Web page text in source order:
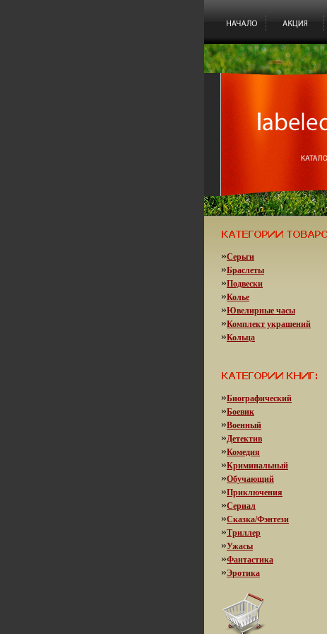
»Серьги
»Браслеты
»Подвески
»Колье
»Ювелирные часы
»Комплект украшений
»Кольца
»Биографический
»Боевик
»Военный
»Детектив
»Комедия
»Криминальный
»Обучающий
»Приключения
»Сериал
»Сказка/Фэнтези
»Триллер
»Ужасы
»Фантастика
»Эротика